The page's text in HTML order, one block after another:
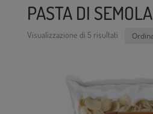
PASTA DI SEMOLA
Visualizzazione di 5 risultati